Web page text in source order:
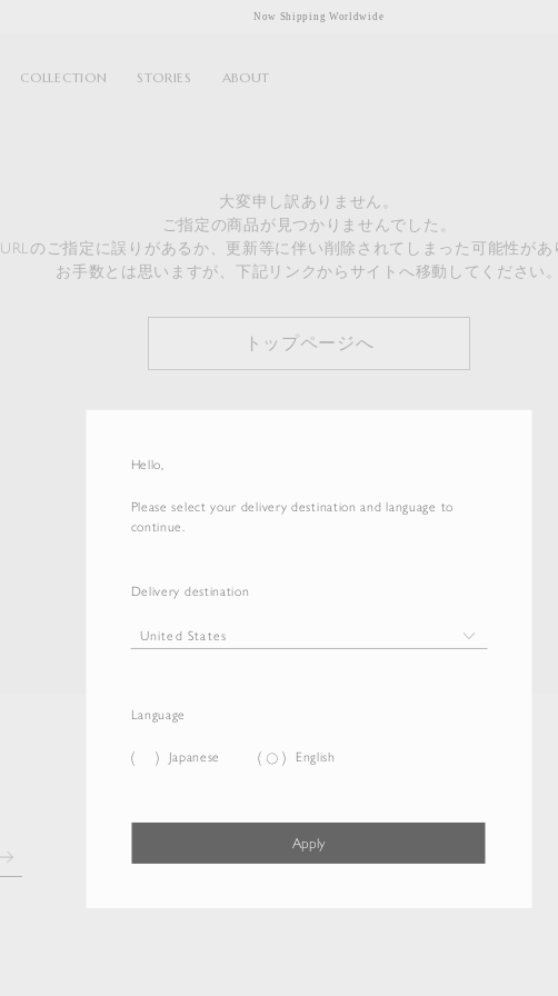
Hello,
Please select your delivery destination and language to
continue.
Delivery destination
Language
Japanese English
Apply
Now Shipping Worldwide
COLLECTION STORIES ABOUT
大変申し訳ありません。
ご指定の商品が見つかりませんでした。
URLのご指定に誤りがあるか、更新等に伴い削除されてしまった可能性があ
お手数とは思いますが、下記リンクからサイトへ移動してください。
トップページへ